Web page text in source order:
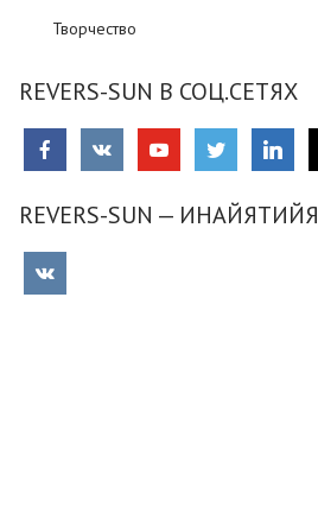
Творчество
REVERS-SUN В СОЦ.СЕТЯХ
REVERS-SUN — ИНАЙЯТИЙЯ